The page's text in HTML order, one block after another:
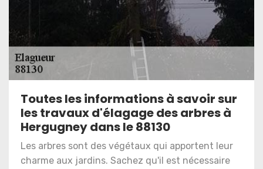
Toutes les informations à savoir sur
les travaux d'élagage des arbres à
Hergugney dans le 88130
Les arbres sont des végétaux qui apportent leur
charme aux jardins. Sachez qu'il est nécessaire